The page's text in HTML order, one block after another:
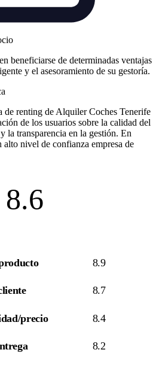
beneficiarse de determinadas ventajas
y el asesoramiento de su gestoría.
de renting de Alquiler Coches Tenerife
de los usuarios sobre la calidad del
la transparencia en la gestión. En
alto nivel de confianza empresa de
8.6
8.9
8.7
precio 8.4
8.2